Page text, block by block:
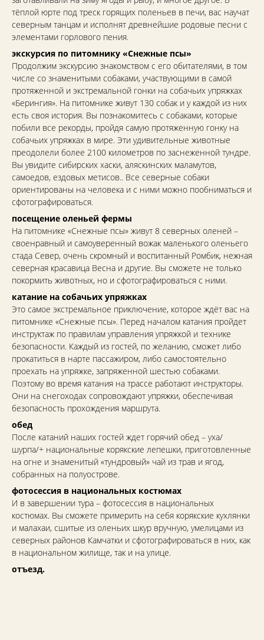
тёплой юрте под треск горящих поленьев в печи, вас научат
северным танцам и исполнят древнейшие родовые песни с
элементами горлового пения.
экскурсия по питомнику «Снежные псы»
Продолжим экскурсию знакомством с его обитателями, в том
числе со знаменитыми собаками, участвующими в самой
протяженной и экстремальной гонки на собачьих упряжках
«Берингия». На питомнике живут 130 собак и у каждой из них
есть своя история. Вы познакомитесь с собаками, которые
побили все рекорды, пройдя самую протяженную гонку на
собачьих упряжках в мире. Эти удивительные животные
преодолели более 2100 километров по заснеженной тундре.
Вы увидите сибирских хаски, аляскинских маламутов,
самоедов, ездовых метисов.. Все северные собаки
ориентированы на человека и с ними можно пообниматься и
сфотографироваться.
посещение оленьей фермы
На питомнике «Снежные псы» живут 8 северных оленей –
своенравный и самоуверенный вожак маленького оленьего
стада Север, очень скромный и воспитанный Ромбик, нежная
северная красавица Весна и другие. Вы сможете не только
покормить животных, но и сфотографироваться с ними.
катание на собачьих упряжках
Это самое экстремальное приключение, которое ждёт вас на
питомнике «Снежные псы». Перед началом катания пройдет
инструктаж по правилам управления упряжкой и технике
безопасности. Каждый из гостей, по желанию, сможет либо
прокатиться в нарте пассажиром, либо самостоятельно
проехать на упряжке, запряженной шестью собаками.
Поэтому во время катания на трассе работают инструкторы.
Они на снегоходах сопровождают упряжки, обеспечивая
безопасность прохождения маршрута.
обед
После катаний наших гостей ждет горячий обед – уха/
шурпа/+ национальные корякские лепешки, приготовленные
на огне и знаменитый «тундровый» чай из трав и ягод,
собранных на полуострове.
фотосессия в национальных костюмах
И в завершении тура – фотосессия в национальных
костюмах. Вы сможете примерить на себя корякские кухлянки
и малахаи, сшитые из оленьих шкур вручную, умелицами из
северных районов Камчатки и сфотографироваться в них, как
в национальном жилище, так и на улице.
отъезд.